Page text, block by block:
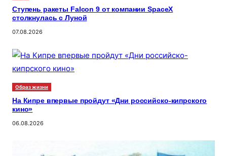
Ступень ракеты Falcon 9 от компании SpaceX
столкнулась с Луной
07.08.2026
Образ жизни
На Кипре впервые пройдут «Дни российско-кипрского
кино»
06.08.2026